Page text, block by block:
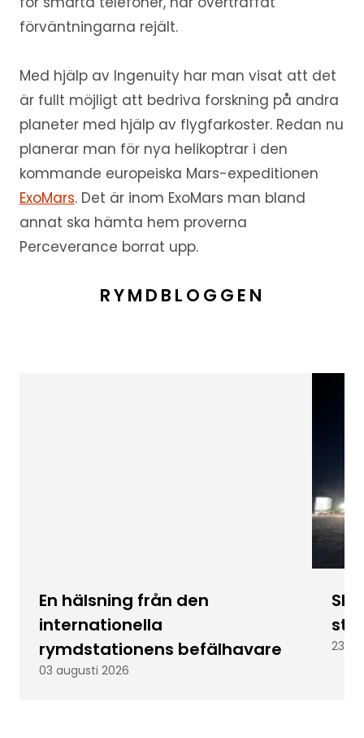
förväntningarna rejält.
Med hjälp av Ingenuity har man visat att det
är fullt möjligt att bedriva forskning på andra
planeter med hjälp av flygfarkoster. Redan nu
planerar man för nya helikoptrar i den
kommande europeiska Mars-expeditionen
ExoMars. Det är inom ExoMars man bland
annat ska hämta hem proverna
Perceverance borrat upp.
RYMDBLOGGEN
En hälsning från den
internationella
rymdstationens befälhavare
03 augusti 2026
23